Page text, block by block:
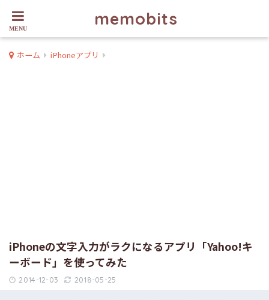
memobits
ホーム iPhoneアプリ
iPhoneの文字入力がラクになるアプリ「Yahoo!キ
ーボード」を使ってみた
2014-12-03 2018-05-25